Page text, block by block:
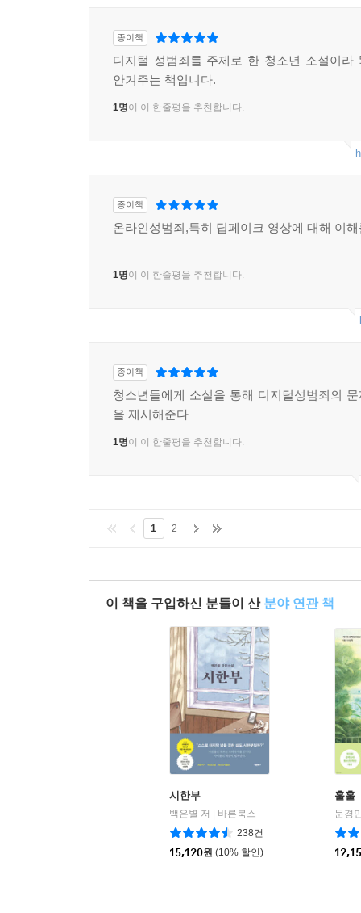
종이책
디지털 성범죄를 주제로 한 청소년 소설이라
안겨주는 책입니다.
1명이 이 한줄평을 추천합니다.
종이책
온라인성범죄,특히 딥페이크 영상에 대해 이
1명이 이 한줄평을 추천합니다.
종이책
청소년들에게 소설을 통해 디지털성범죄의
을 제시해준다
1명이 이 한줄평을 추천합니다.
1 2
이 책을 구입하신 분들이 산 분야 연관 책
시한부
백은별 저
바른북스
238건
15,120원 (10% 할인)
훌훌
문경